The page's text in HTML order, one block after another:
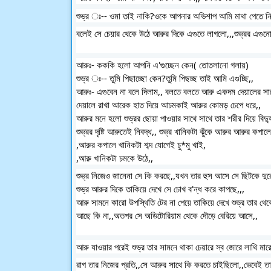
শুভ্র ঃ-- ওমা তাই নাকি?ওকে আপনার অভিশাপ আমি মাথা পেতে
বলেই সে চেয়ার থেকে উঠে আরুর দিকে এগুতে লাগলো,,,শুভ্রর
আরুঃ- কককি হলো আপনি এ'গুচ্ছেন কেন( তোতলানো গলায়)
শুভ্র ঃ-- তুমি পিছাচ্ছো কেন?তুমি পিছচ্ছ তাই আমি এগুচ্ছি,,
আরুঃ- এগুবেন না বলে দিলাম,, বলতে বলতে আরু একদম দেয়ালের
দেয়ালে রাখা আরেক হাত দিয়ে আচমকাই আরুর কোমড় চেপে ধরে,,
আরুর মনে হলো শুভ্রর ছোয়া পাওয়ার সাথে সাথে তার শরীর দিয়ে
শুভ্রর দৃষ্টি আরুতেই নিবদ্ধ,, শুভ্র খানিকটা ঝুঁকে আরুর আরুর
,আরুর কপালে খানিকটা শব্দ যোগেই চু*মু খাই,
,আরু খানিকটা চমকে উঠে,,
শুভ্র নিজেও জানেনা সে কি করছে,,যখন তার হুস আসে সে ছিটকে
শুভ্র আরুর দিকে তাকিয়ে দেখে সে চোখ ব'ন্ধ করে কাপছে,,,
আরু সামনে কারো উপস্থিতি টের না পেয়ে তাকিয়ে দেখে শুভ্র তার
আছে কি না,,অতপর সে অডিটোরিয়াম থেকে দৌড়ে বেরিয়ে আসে,,
আরু যাওয়ার পরেই শুভ্র তার সামনে থাকা চেয়ারে স্ব জোরে লাথি
রাগ তার নিজের প্রতি,,সে আরুর সাথে কি করতে চাইছিলো,,ভেবেই